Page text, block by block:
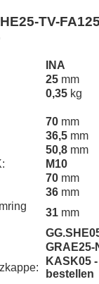
TV-
INA
25 mm
0,35 kg
70 mm
36,5 mm
50,8 mm
M10
70 mm
36 mm
31 mm
GRAE25-
KASK05
bestellen